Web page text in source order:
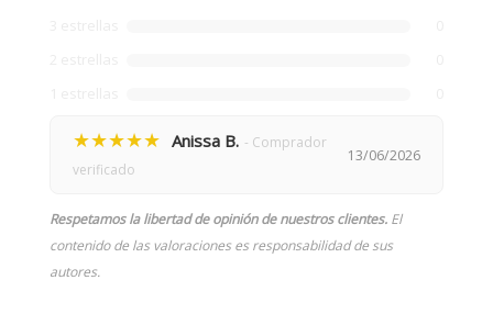
★★★★★ Anissa B. - Comprador
verificado
13/06/2026
Respetamos la libertad de opinión de nuestros clientes. El
contenido de las valoraciones es responsabilidad de sus
autores.